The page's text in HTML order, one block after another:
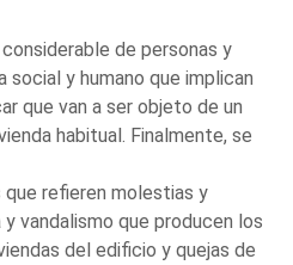
de personas y
social y humano que implican
que van a ser objeto de un
habitual. Finalmente, se
que refieren molestias y
vandalismo que producen los
del edificio y quejas de